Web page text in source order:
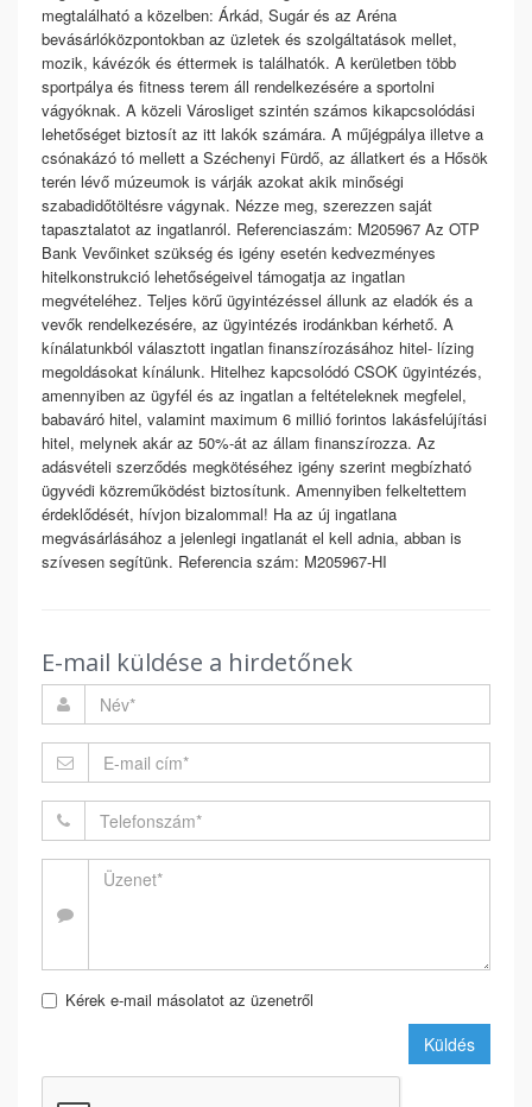
megtalálható a közelben: Árkád, Sugár és az Aréna
bevásárlóközpontokban az üzletek és szolgáltatások mellet,
mozik, kávézók és éttermek is találhatók. A kerületben több
sportpálya és fitness terem áll rendelkezésére a sportolni
vágyóknak. A közeli Városliget szintén számos kikapcsolódási
lehetőséget biztosít az itt lakók számára. A műjégpálya illetve a
csónakázó tó mellett a Széchenyi Fürdő, az állatkert és a Hősök
terén lévő múzeumok is várják azokat akik minőségi
szabadidőtöltésre vágynak. Nézze meg, szerezzen saját
tapasztalatot az ingatlanról. Referenciaszám: M205967 Az OTP
Bank Vevőinket szükség és igény esetén kedvezményes
hitelkonstrukció lehetőségeivel támogatja az ingatlan
megvételéhez. Teljes körű ügyintézéssel állunk az eladók és a
vevők rendelkezésére, az ügyintézés irodánkban kérhető. A
kínálatunkból választott ingatlan finanszírozásához hitel- lízing
megoldásokat kínálunk. Hitelhez kapcsolódó CSOK ügyintézés,
amennyiben az ügyfél és az ingatlan a feltételeknek megfelel,
babaváró hitel, valamint maximum 6 millió forintos lakásfelújítási
hitel, melynek akár az 50%-át az állam finanszírozza. Az
adásvételi szerződés megkötéséhez igény szerint megbízható
ügyvédi közreműködést biztosítunk. Amennyiben felkeltettem
érdeklődését, hívjon bizalommal! Ha az új ingatlana
megvásárlásához a jelenlegi ingatlanát el kell adnia, abban is
szívesen segítünk. Referencia szám: M205967-HI
E-mail küldése a hirdetőnek
Kérek e-mail másolatot az üzenetről
Küldés